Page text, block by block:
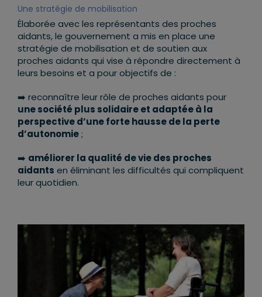
Une stratégie de mobilisation
Élaborée avec les représentants des proches
aidants, le gouvernement a mis en place une
stratégie de mobilisation et de soutien aux
proches aidants qui vise à répondre directement à
leurs besoins et a pour objectifs de :
➡️ reconnaître leur rôle de proches aidants pour
une société plus solidaire et adaptée à la
perspective d’une forte hausse de la perte
d’autonomie;
➡️ améliorer la qualité de vie des proches
aidants en éliminant les difficultés qui compliquent
leur quotidien.